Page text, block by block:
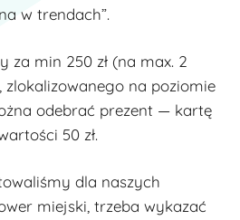
w trendach”.
za min 250 zł (na max. 2
zlokalizowanego na poziomie
odebrać prezent — kartę
50 zł.
dla naszych
miejski, trzeba wykazać